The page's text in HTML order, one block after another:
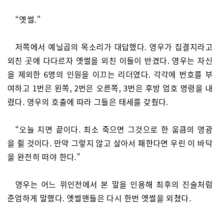
“옛썰.”
저쪽에서 예닐곱의 목소리가 대답했다. 영우가 집결지라고
외친 곳에 다다르자 옛썰을 외친 이들이 반겼다. 영우는 자신
을 제외한 6명의 인원을 이끄는 리더였다. 각각에 번호를 부
여하고 1번은 왼쪽, 2번은 오른쪽, 3번은 후방 엄호 명령을 내
렸다. 영우의 호출에 따라 그들은 태세를 갖췄다.
“오늘 지면 끝이다. 최소 죽으면 그것으로 한 움큼의 영광
을 쥘 것이다. 만약 그렇지 않고 살아서 패한다면 우린 이 바닥
을 완전히 떠야 한다.”
영우는 어느 위인전에서 본 말을 인용해 최후의 진술처럼
준엄하게 말했다. 옛썰맨들은 다시 한번 옛썰을 외쳤다.